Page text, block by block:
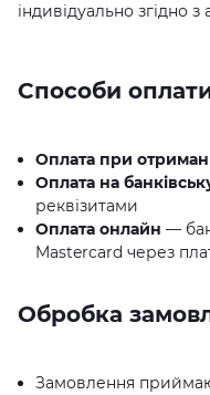
індивідуально згідно
Способи
Оплата при
Оплата на
реквізитами
Оплата онлайн —
Mastercard через
Обробка
Замовлення